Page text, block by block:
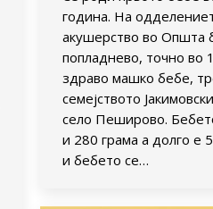
година. На
акушерство во Општа
попладнево, точно во
здраво машко бебе,
семејството
село Пеширово.
и 280 грама а долго е
и бебето се…